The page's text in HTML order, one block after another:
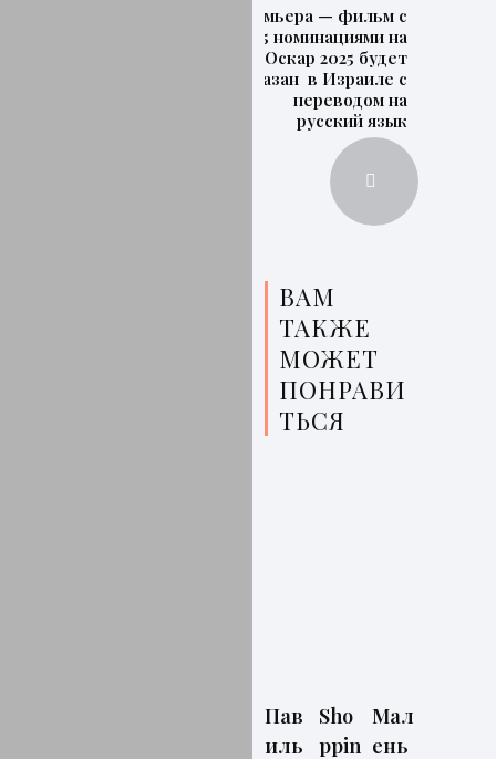
Премьера — фильм с
5 номинациями на
Оскар 2025 будет
показан в Израиле с
переводом на
русский язык
ВАМ
ТАКЖЕ
МОЖЕТ
ПОНРАВИ
ТЬСЯ
Пав
иль
Sho
ppin
Мал
ень